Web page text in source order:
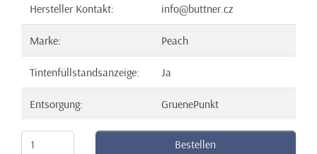
Hersteller Kontakt: info@buttner.cz
Marke: Peach
Tintenfüllstandsanzeige: Ja
Entsorgung: GruenePunkt
Bestellen